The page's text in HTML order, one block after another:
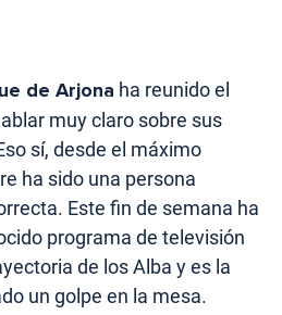
de Arjona ha reunido el
muy claro sobre sus
sí, desde el máximo
ha sido una persona
Este fin de semana ha
programa de televisión
de los Alba y es la
un golpe en la mesa.